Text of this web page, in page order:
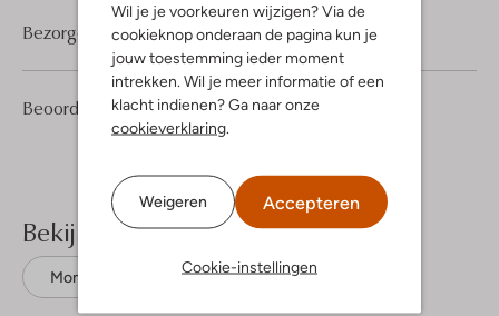
Wil je je voorkeuren wijzigen? Via de
cookieknop onderaan de pagina kun je
jouw toestemming ieder moment
intrekken. Wil je meer informatie of een
klacht indienen? Ga naar onze
cookieverklaring
Weigeren Accepteren
Cookie-instellingen
Beoordelingen (5) 4
5
4
Sterren
Bezorgen & retourneren
Bekijk meer
Mom jeans Na-Kd Denim